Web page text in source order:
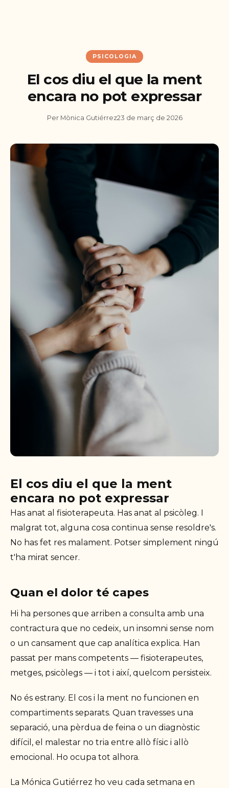
PSICOLOGIA
El cos diu el que la ment
encara no pot expressar
Per Mònica Gutiérrez23 de març de 2026
El cos diu el que la ment
encara no pot expressar
Has anat al fisioterapeuta. Has anat al psicòleg. I
malgrat tot, alguna cosa continua sense resoldre's.
No has fet res malament. Potser simplement ningú
t'ha mirat sencer.
Quan el dolor té capes
Hi ha persones que arriben a consulta amb una
contractura que no cedeix, un insomni sense nom
o un cansament que cap analítica explica. Han
passat per mans competents — fisioterapeutes,
metges, psicòlegs — i tot i així, quelcom persisteix.
No és estrany. El cos i la ment no funcionen en
compartiments separats. Quan travesses una
separació, una pèrdua de feina o un diagnòstic
difícil, el malestar no tria entre allò físic i allò
emocional. Ho ocupa tot alhora.
La Mónica Gutiérrez ho veu cada setmana en